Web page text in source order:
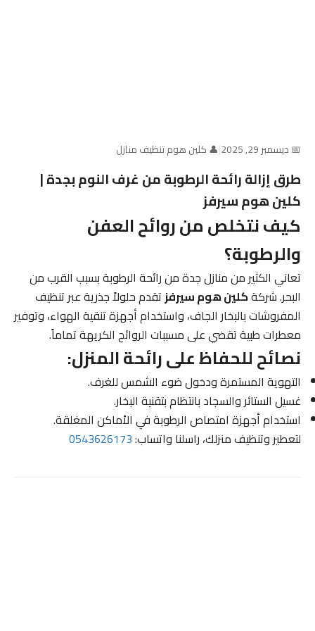
📅 ديسمبر 29, 2025 |👤 كلين هوم تنظيف منازل
طرق إزالة رائحة الرطوبة من غرف النوم بجدة |
كلين هوم سيرفز
كيف نتخلص من روائح العفن
والرطوبة؟
تعاني الكثير من منازل جدة من رائحة الرطوبة بسبب القرب من
البحر. شركةكلين هوم سيرفزتقدم حلولاً جذرية عبر تنظيف
المفروشات بالبخار الجاف، واستخدام أجهزة تنقية الهواء، وتوفير
معطرات طبية تقضي على مسببات الروائح الكريهة تماماً.
نصائح للحفاظ على رائحة المنزل:
التهوية المستمرة ودخول ضوء الشمس للغرف.
غسيل الستائر والسجاد بانتظام بتقنية البخار.
استخدام أجهزة امتصاص الرطوبة في الأماكن المغلقة.
لتعطير وتنظيف منزلك، راسلنا واتساب:0543626173